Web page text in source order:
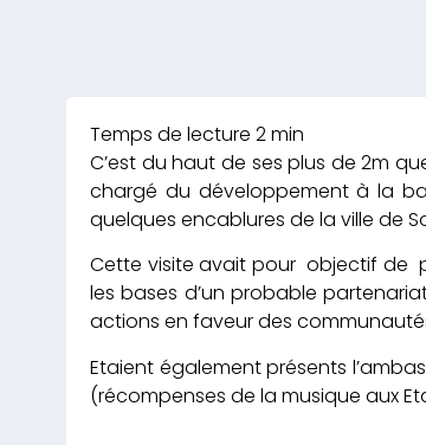
C’est du haut de ses plus de 2m
chargé du développement à la
quelques encablures de la ville de
Cette visite avait pour objectif de
les bases d’un probable
actions en faveur des
Etaient également présents
(récompenses de la musique aux